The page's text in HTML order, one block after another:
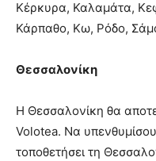
Κέρκυρα, Καλαμάτα,
Κάρπαθο, Κω, Ρόδο,
Θεσσαλονίκη
Η Θεσσαλονίκη θα
Volotea. Να
τοποθετήσει τη